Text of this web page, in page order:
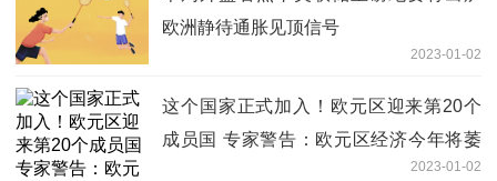
欧洲静待通胀见顶信号
2023-01-02
这个国家正式加入！欧元区迎来第20个
成员国 专家警告：欧元区经济今年将萎
2023-01-02